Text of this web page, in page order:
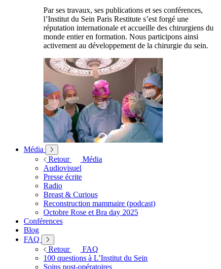
Par ses travaux, ses publications et ses conférences,
l’Institut du Sein Paris Restitute s’est forgé une
réputation internationale et accueille des chirurgiens du
monde entier en formation. Nous participons ainsi
activement au développement de la chirurgie du sein.
Média
Retour
Média
Audiovisuel
Presse écrite
Radio
Breast & Curious
Reconstruction mammaire (podcast)
Octobre Rose et Bra day 2025
Conférences
Blog
FAQ
Retour
FAQ
100 questions à L’Institut du Sein
Soins post-opératoires